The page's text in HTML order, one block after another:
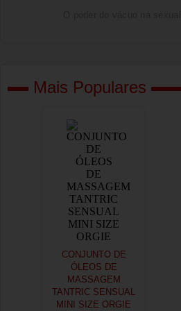
Mais Populares
CONJUNTO DE
ÓLEOS DE
MASSAGEM
TANTRIC SENSUAL
MINI SIZE ORGIE